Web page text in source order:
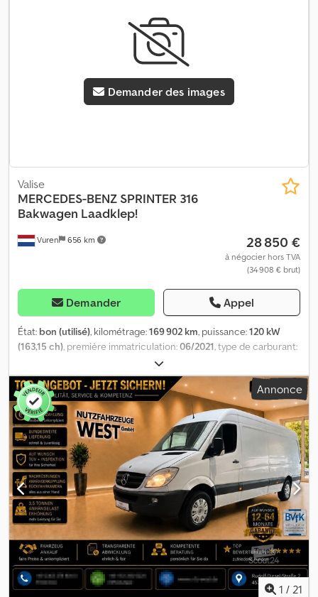
Demander des images
Vuren 656 km
Valise
MERCEDES-BENZ SPRINTER 316
Bakwagen Laadklep!
28 850 €
à négocier hors TVA
(34 908 € brut)
Demander Appel
État: bon (utilisé), kilométrage:169 902 km, puissance:120 kW
(163,15 ch), première immatriculation:06/2021, type de carburant:
235/65R16
4x2, empattement:4 330 mm, carburant:diesel, couleur:blanc,
cabine conducteur:cabine courte, type d'engrenage:
automatique, classe d'émission:Euro 6, suspension:acier,
nombre de sièges:3, longueur totale:7 200 mm, largeur totale:
2 160 mm
, hauteur totale:3 010 mm, longueur de l'espace de
chargement:4 390 mm , largeur de l’espace de chargement:
2 110
mm, hauteur de l'espace de chargement:2 110 mm, Année de
construction: 2021, Équipement:ABS, Apple CarPlay, Bluetooth,
climatisation, contrôle de traction, hayon élévateur, régulateur
de vitesse, régulation électrique des vitres, rétroviseur
électrique, verrouillage centralisé
, = Options et accessoires
supplémentaires = - Lampe halogène - Aucun - Hayon élévateur -
Manuel - Radio/cassette - Caméra de recul - Tissu = Remarques =
Configuration : 4x2, poids à vide : 2 625 kg, poids total autorisé en
charge (PTAC) : 3 500 kg, type de cabine : cabine simple,
Annonce
1 / 21